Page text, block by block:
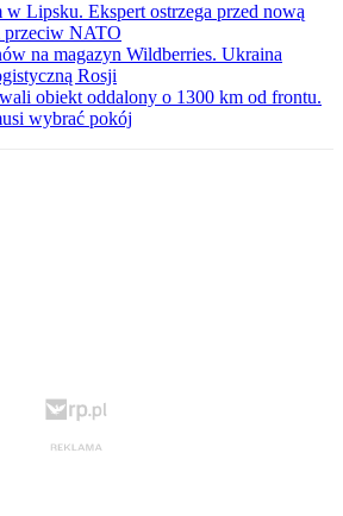
w Lipsku. Ekspert ostrzega przed nową
przeciw NATO
na magazyn Wildberries. Ukraina
Rosji
obiekt oddalony o 1300 km od frontu.
wybrać pokój